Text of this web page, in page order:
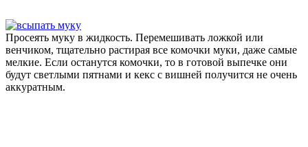
Просеять муку в жидкость. Перемешивать ложкой или
венчиком, тщательно растирая все комочки муки, даже самые
мелкие. Если останутся комочки, то в готовой выпечке они
будут светлыми пятнами и кекс с вишней получится не очень
аккуратным.